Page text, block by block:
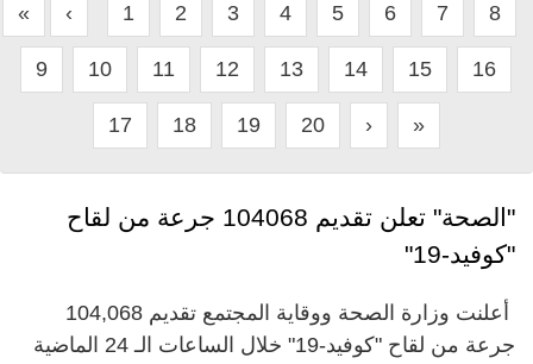
« ‹ 1 2 3 4 5 6 7 8
9 10 11 12 13 14 15 16
17 18 19 20 › »
"الصحة" تعلن تقديم 104068 جرعة من لقاح
"كوفيد-19"
أعلنت وزارة الصحة ووقاية المجتمع تقديم 104,068
جرعة من لقاح "كوفيد-19" خلال الساعات الـ 24 الماضية